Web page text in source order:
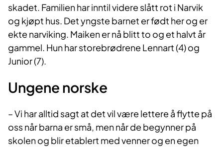
skadet. Familien har inntil videre slått rot i Narvik
og kjøpt hus. Det yngste barnet er født her og er
ekte narviking. Maiken er nå blitt to og et halvt år
gammel. Hun har storebrødrene Lennart (4) og
Junior (7).
Ungene norske
– Vi har alltid sagt at det vil være lettere å flytte på
oss når barna er små, men når de begynner på
skolen og blir etablert med venner og en egen